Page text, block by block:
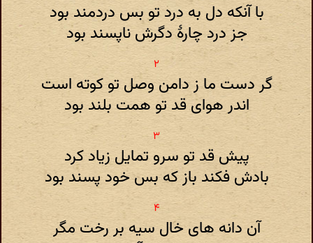
با آنکه دل به درد تو بس دردمند بود
جز درد چارۀ دگرش ناپسند بود
گر دست ما ز دامن وصل تو کوته است
اندر هوای قد تو همت بلند بود
پیش قد تو سرو تمایل زیاد کرد
بادش فکند باز که بس خود پسند بود
آن دانه های خال سیه بر رخت مگر